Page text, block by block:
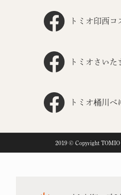
トミオ印西コ
トミオさいた
トミオ桶川べ
2019 © Copyright TOMIO